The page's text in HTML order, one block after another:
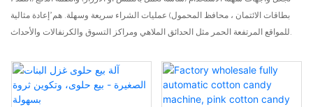
بطاقات الائتمان ، محافظ المحمول) عمليات الشراء سريعة وسهلة. هم’إعادة مثالية
للمواقع المرتفعة الحمر مثل الحدائق الملاهي ومراكز التسوق والكرنفالات والأحداث.